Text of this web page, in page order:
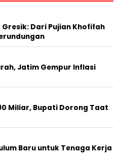
Dari Pujian Khofifah
Jatim Gempur Inflasi
Miliar, Bupati Dorong Taat
Baru untuk Tenaga Kerja